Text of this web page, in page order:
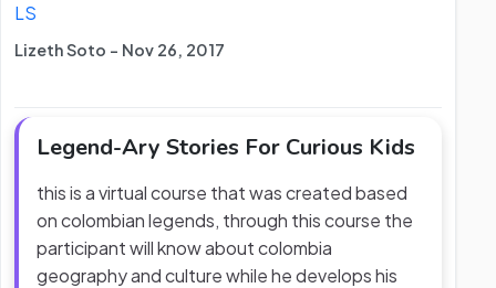
LS
Lizeth Soto - Nov 26, 2017
Legend-Ary Stories For Curious Kids
this is a virtual course that was created based
on colombian legends, through this course the
participant will know about colombia
geography and culture while he develops his